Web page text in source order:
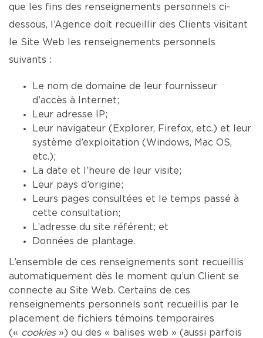
que les fins des renseignements personnels ci-
dessous, l’Agence doit recueillir des Clients visitant
le Site Web les renseignements personnels
suivants :
Le nom de domaine de leur fournisseur
d’accès à Internet;
Leur adresse IP;
Leur navigateur (Explorer, Firefox, etc.) et leur
système d’exploitation (Windows, Mac OS,
etc.);
La date et l’heure de leur visite;
Leur pays d’origine;
Leurs pages consultées et le temps passé à
cette consultation;
L’adresse du site référent; et
Données de plantage.
L’ensemble de ces renseignements sont recueillis
automatiquement dès le moment qu’un Client se
connecte au Site Web. Certains de ces
renseignements personnels sont recueillis par le
placement de fichiers témoins temporaires
(« cookies») ou des « balises web » (aussi parfois